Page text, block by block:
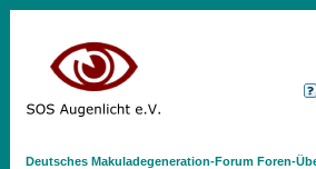
Deutsches Makuladegeneration-Forum Foren-